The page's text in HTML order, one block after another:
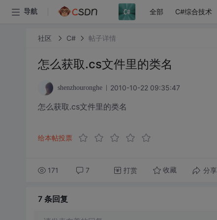
导航 全部 C#综合技术
社区 C# 帖子详情
怎么获取.cs文件里的类名
shenzhouronghe 2010-10-22 09:35:47
怎么获取.cs文件里的类名
给本帖投票
171 7 打赏 收藏 分享
7 条回复